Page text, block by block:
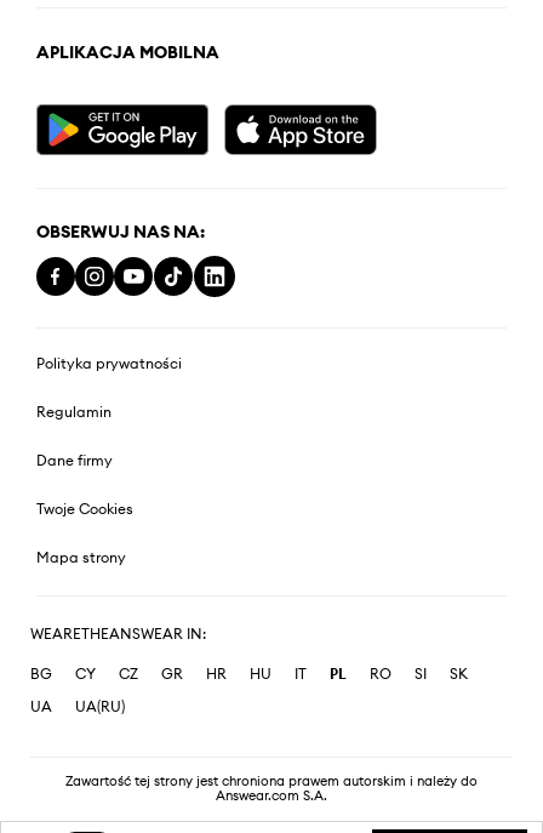
APLIKACJA MOBILNA
OBSERWUJ NAS NA:
Polityka prywatności
Regulamin
Dane firmy
Twoje Cookies
Mapa strony
WEARETHEANSWEAR IN:
BG CY CZ GR HR HU IT PL RO SI
SK
UA
UA(RU)
Zawartość tej strony jest chroniona prawem autorskim i należy do
Answear.com S.A.